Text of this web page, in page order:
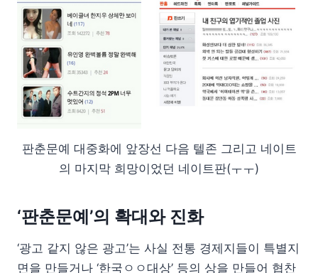
판춘문예 대중화에 앞장선 다음 텔존 그리고 네이트
의 마지막 희망이었던 네이트판(ㅜㅜ)
‘판춘문예’의 확대와 진화
‘광고 같지 않은 광고’는 사실 전통 경제지들이 특별지
면을 만들거나 ‘한국ㅇㅇ대상’ 등의 상을 만들어 협찬